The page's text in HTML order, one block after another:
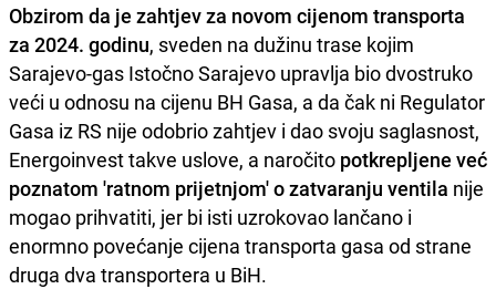
Obzirom da je zahtjev za novom cijenom transporta
za 2024. godinu, sveden na dužinu trase kojim
Sarajevo-gas Istočno Sarajevo upravlja bio dvostruko
veći u odnosu na cijenu BH Gasa, a da čak ni Regulator
Gasa iz RS nije odobrio zahtjev i dao svoju saglasnost,
Energoinvest takve uslove, a naročito potkrepljene već
poznatom 'ratnom prijetnjom' o zatvaranju ventila nije
mogao prihvatiti, jer bi isti uzrokovao lančano i
enormno povećanje cijena transporta gasa od strane
druga dva transportera u BiH.